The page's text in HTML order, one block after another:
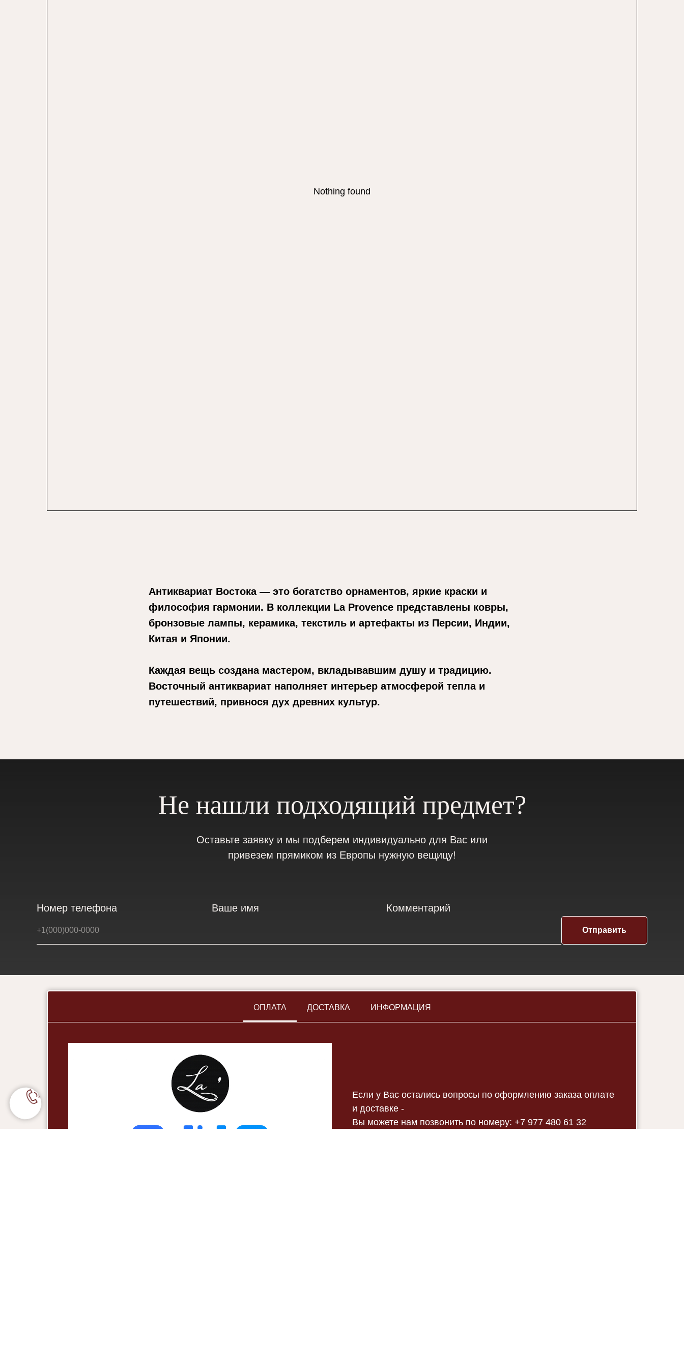
Nothing found
Антиквариат Востока — это богатство орнаментов, яркие краски и
философия гармонии. В коллекции La Provence представлены ковры,
бронзовые лампы, керамика, текстиль и артефакты из Персии, Индии,
Китая и Японии.
Каждая вещь создана мастером, вкладывавшим душу и традицию.
Восточный антиквариат наполняет интерьер атмосферой тепла и
путешествий, привнося дух древних культур.
Не нашли подходящий предмет?
Оставьте заявку и мы подберем индивидуально для Вас или
привезем прямиком из Европы нужную вещицу!
Номер телефона Ваше имя Комментарий
Отправить
ОПЛАТА ДОСТАВКА ИНФОРМАЦИЯ
Если у Вас остались вопросы по оформлению заказа оплате
и доставке -
Вы можете нам позвонить по номеру: +7 977 480 61 32